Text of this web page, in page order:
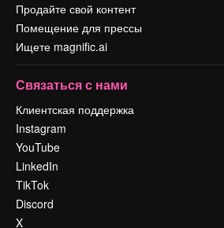
Продайте свой контент
Помещение для прессы
Ищете magnific.ai
Связаться с нами
Клиентская поддержка
Instagram
YouTube
LinkedIn
TikTok
Discord
X